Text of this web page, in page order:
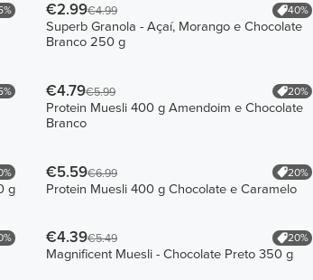
€2.99€4.99 40%
Superb Granola - Açaí, Morango e Chocolate
Branco 250 g
€4.79€5.99 20%
Protein Muesli 400 g Amendoim e Chocolate
Branco
g
€5.59€6.99 20%
Protein Muesli 400 g Chocolate e Caramelo
€4.39€5.49 20%
Magnificent Muesli - Chocolate Preto 350 g